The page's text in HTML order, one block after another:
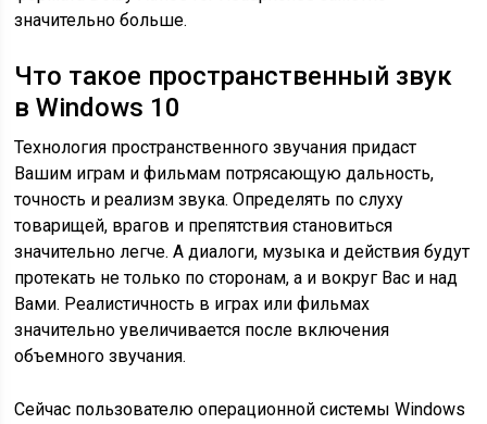
значительно больше.
Что такое пространственный звук
в Windows 10
Технология пространственного звучания придаст
Вашим играм и фильмам потрясающую дальность,
точность и реализм звука. Определять по слуху
товарищей, врагов и препятствия становиться
значительно легче. А диалоги, музыка и действия будут
протекать не только по сторонам, а и вокруг Вас и над
Вами. Реалистичность в играх или фильмах
значительно увеличивается после включения
объемного звучания.
Сейчас пользователю операционной системы Windows